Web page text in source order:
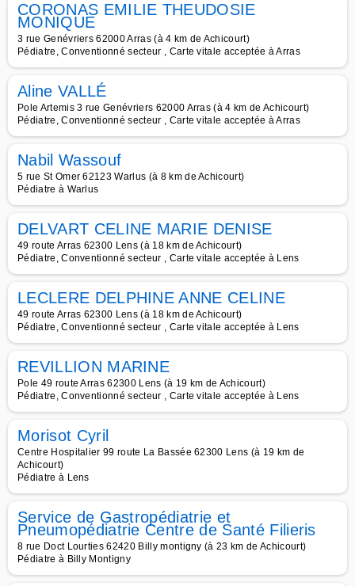
CORONAS EMILIE THEUDOSIE
MONIQUE
3 rue Genévriers 62000 Arras (à 4 km de Achicourt)
Pédiatre, Conventionné secteur , Carte vitale acceptée à Arras
Aline VALLÉ
Pole Artemis 3 rue Genévriers 62000 Arras (à 4 km de Achicourt)
Pédiatre, Conventionné secteur , Carte vitale acceptée à Arras
Nabil Wassouf
5 rue St Omer 62123 Warlus (à 8 km de Achicourt)
Pédiatre à Warlus
DELVART CELINE MARIE DENISE
49 route Arras 62300 Lens (à 18 km de Achicourt)
Pédiatre, Conventionné secteur , Carte vitale acceptée à Lens
LECLERE DELPHINE ANNE CELINE
49 route Arras 62300 Lens (à 18 km de Achicourt)
Pédiatre, Conventionné secteur , Carte vitale acceptée à Lens
REVILLION MARINE
Pole 49 route Arras 62300 Lens (à 19 km de Achicourt)
Pédiatre, Conventionné secteur , Carte vitale acceptée à Lens
Morisot Cyril
Centre Hospitalier 99 route La Bassée 62300 Lens (à 19 km de
Achicourt)
Pédiatre à Lens
Service de Gastropédiatrie et
Pneumopédiatrie Centre de Santé Filieris
8 rue Doct Lourties 62420 Billy montigny (à 23 km de Achicourt)
Pédiatre à Billy Montigny